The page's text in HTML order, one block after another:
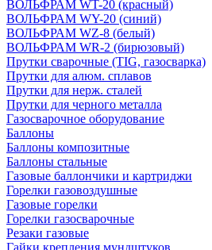
ВОЛЬФРАМ WT-20 (красный)
ВОЛЬФРАМ WY-20 (синий)
ВОЛЬФРАМ WZ-8 (белый)
ВОЛЬФРАМ WR-2 (бирюзовый)
Прутки сварочные (TIG, газосварка)
Прутки для алюм. сплавов
Прутки для нерж. сталей
Прутки для черного металла
Газосварочное оборудование
Баллоны
Баллоны композитные
Баллоны стальные
Газовые баллончики и картриджи
Горелки газовоздушные
Газовые горелки
Горелки газосварочные
Резаки газовые
Гайки крепления мундштуков